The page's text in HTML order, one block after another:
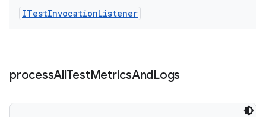
ITestInvocationListener
processAllTestMetricsAndLogs